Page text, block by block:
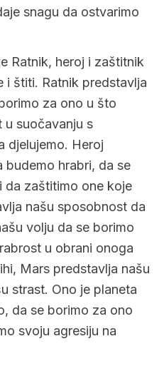
kućama
planeta Mars
Mars
snagu da ostvarimo
Ratnik, heroj i zaštitnik
i štiti. Ratnik predstavlja
za ono u što
u suočavanju s
djelujemo. Heroj
budemo hrabri, da se
da zaštitimo one koje
našu sposobnost da
volju da se borimo
u obrani onoga
Mars predstavlja našu
strast. Ono je planeta
da se borimo za ono
svoju agresiju na